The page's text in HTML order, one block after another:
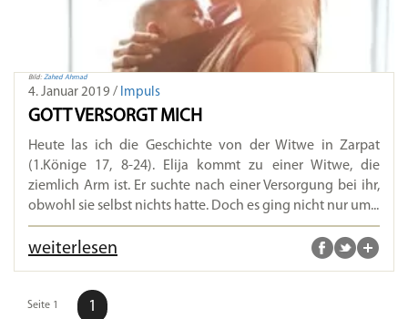
Bild: Zahed Ahmad
4. Januar 2019 / Impuls
GOTT VERSORGT MICH
Heute las ich die Geschichte von der Witwe in Zarpat
(1.Könige 17, 8-24). Elija kommt zu einer Witwe, die
ziemlich Arm ist. Er suchte nach einer Versorgung bei ihr,
obwohl sie selbst nichts hatte. Doch es ging nicht nur um...
weiterlesen
Seite 1 1